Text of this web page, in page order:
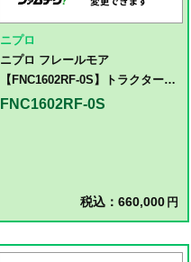
ニプロ
ニプロ フレールモア
【FNC1602RF-0S】トラクター用
ハンマーナイフモア草刈機
FNC1602RF-0S
税込：660,000 円